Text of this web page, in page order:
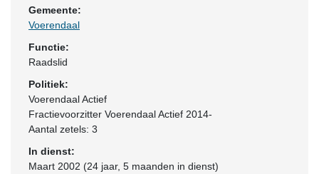
Gemeente:
Voerendaal
Functie:
Raadslid
Politiek:
Voerendaal Actief
Fractievoorzitter Voerendaal Actief 2014-
Aantal zetels: 3
In dienst:
Maart 2002 (24 jaar, 5 maanden in dienst)